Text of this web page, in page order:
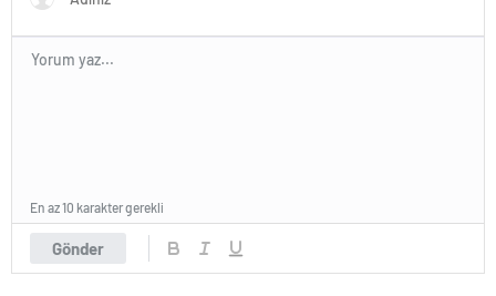
Gönder
En az 10 karakter gerekli